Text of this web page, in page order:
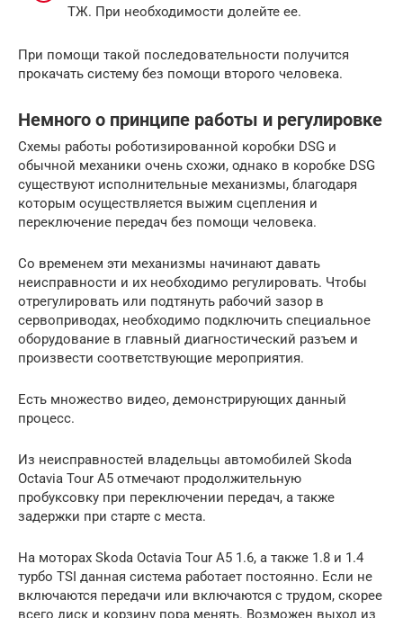
ТЖ. При необходимости долейте ее.
При помощи такой последовательности получится
прокачать систему без помощи второго человека.
Немного о принципе работы и регулировке
Схемы работы роботизированной коробки DSG и
обычной механики очень схожи, однако в коробке DSG
существуют исполнительные механизмы, благодаря
которым осуществляется выжим сцепления и
переключение передач без помощи человека.
Со временем эти механизмы начинают давать
неисправности и их необходимо регулировать. Чтобы
отрегулировать или подтянуть рабочий зазор в
сервоприводах, необходимо подключить специальное
оборудование в главный диагностический разъем и
произвести соответствующие мероприятия.
Есть множество видео, демонстрирующих данный
процесс.
Из неисправностей владельцы автомобилей Skoda
Octavia Tour A5 отмечают продолжительную
пробуксовку при переключении передач, а также
задержки при старте с места.
На моторах Skoda Octavia Tour A5 1.6, а также 1.8 и 1.4
турбо TSI данная система работает постоянно. Если не
включаются передачи или включаются с трудом, скорее
всего диск и корзину пора менять. Возможен выход из